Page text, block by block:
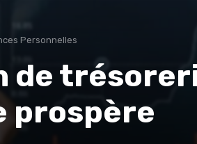
Personnelles
de
prospère